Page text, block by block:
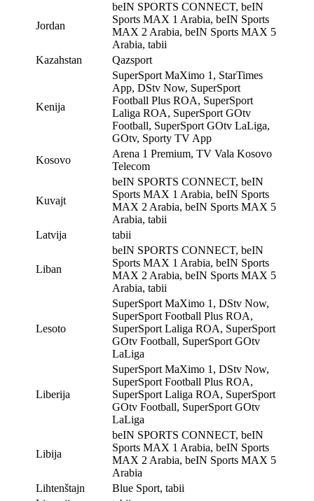
Jordan
beIN SPORTS CONNECT, beIN
Sports MAX 1 Arabia, beIN Sports
MAX 2 Arabia, beIN Sports MAX 5
Arabia, tabii
Kazahstan
Qazsport
Kenija
SuperSport MaXimo 1, StarTimes
App, DStv Now, SuperSport
Football Plus ROA, SuperSport
Laliga ROA, SuperSport GOtv
Football, SuperSport GOtv LaLiga,
GOtv, Sporty TV App
Kosovo
Arena 1 Premium, TV Vala Kosovo
Telecom
Kuvajt
beIN SPORTS CONNECT, beIN
Sports MAX 1 Arabia, beIN Sports
MAX 2 Arabia, beIN Sports MAX 5
Arabia, tabii
Latvija
tabii
Liban
beIN SPORTS CONNECT, beIN
Sports MAX 1 Arabia, beIN Sports
MAX 2 Arabia, beIN Sports MAX 5
Arabia, tabii
Lesoto
SuperSport MaXimo 1, DStv Now,
SuperSport Football Plus ROA,
SuperSport Laliga ROA, SuperSport
GOtv Football, SuperSport GOtv
LaLiga
Liberija
SuperSport MaXimo 1, DStv Now,
SuperSport Football Plus ROA,
SuperSport Laliga ROA, SuperSport
GOtv Football, SuperSport GOtv
LaLiga
Libija
beIN SPORTS CONNECT, beIN
Sports MAX 1 Arabia, beIN Sports
MAX 2 Arabia, beIN Sports MAX 5
Arabia
Lihtenštajn
Blue Sport, tabii